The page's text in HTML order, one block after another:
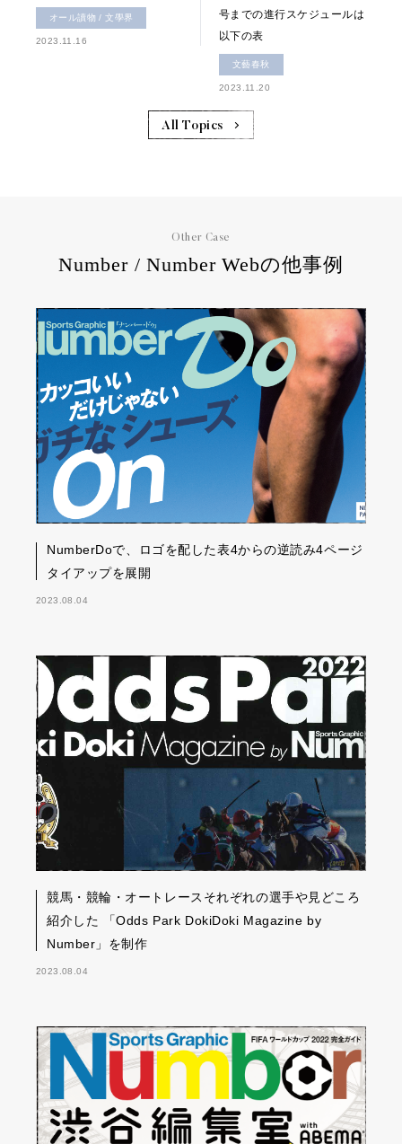
オール讀物 / 文學界
2023.11.16
号までの進行スケジュールは
以下の表
文藝春秋
2023.11.20
All Topics
Other Case
Number / Number Webの他事例
NumberDoで、ロゴを配した表4からの逆読み4ページ
タイアップを展開
2023.08.04
競馬・競輪・オートレースそれぞれの選手や見どころ
紹介した 「Odds Park DokiDoki Magazine by
Number」を制作
2023.08.04